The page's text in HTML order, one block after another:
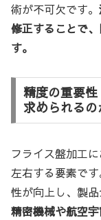
術が不可欠です。
修正することで
す。
精度の重要
求められるの
フライス盤加工
左右する要素で
性が向上し、製
精密機械や航空